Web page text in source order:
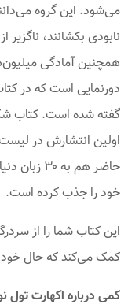
می‌شود. این گروه
نابودی بکشانند، ناگزیر
همچنین آمادگی
دورنمایی است که در
گفته شده است. کتاب
اولین انتشارش در
حاضر هم
خود را جذب کرده است.
این کتاب شما را از
کمک می‌کند که حال خود
کمی درباره اکهارت تول